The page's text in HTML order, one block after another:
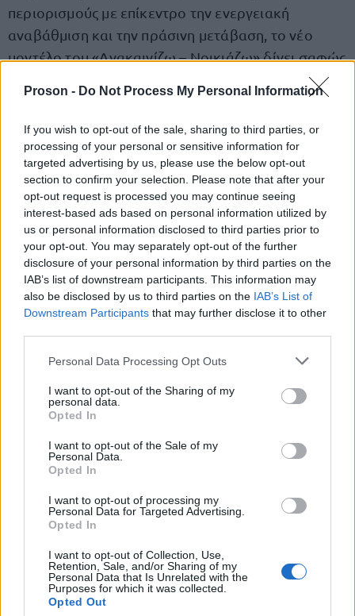
Proson - Do Not Process My Personal Information
If you wish to opt-out of the sale, sharing to third parties, or
processing of your personal or sensitive information for
targeted advertising by us, please use the below opt-out
section to confirm your selection. Please note that after your
opt-out request is processed you may continue seeing
interest-based ads based on personal information utilized by
us or personal information disclosed to third parties prior to
your opt-out. You may separately opt-out of the further
disclosure of your personal information by third parties on the
IAB’s list of downstream participants. This information may
also be disclosed by us to third parties on the IAB’s List of
Downstream Participants that may further disclose it to other
Please note that this website/app uses one or more Google
not limited to your visit or usage behaviour. You may click to
grant or deny consent to Google and its third-party tags to
use your data for below specified purposes in below Google
consent section.
Personal Data Processing Opt Outs
I want to opt-out of the Sharing of my
personal data.
Opted In
I want to opt-out of the Sale of my
Personal Data.
Opted In
I want to opt-out of processing my
Personal Data for Targeted Advertising.
Opted In
I want to opt-out of Collection, Use,
Retention, Sale, and/or Sharing of my
Personal Data that Is Unrelated with the
Purposes for which it was collected.
Opted Out
περιορισμούς με επίκεντρο την ενεργειακή
αναβάθμιση και την πράσινη μετάβαση, το νέο
μοντέλο του «Ανακαινίζω – Νοικιάζω» δίνει σαφώς
Στο πλαίσιο αυτό,μόλις το 20%του συνολικού
προϋπολογισμού απαιτείται να κατευθύνεται
υποχρεωτικά σε ενεργειακές παρεμβάσεις, όπως η
τοποθέτηση θερμομόνωσης, η αντικατάσταση
κουφωμάτων, η εγκατάσταση ηλιακού
θερμοσίφωνα ή αντλίας θερμότητας.
Τουπόλοιπο 80% της χρηματοδότησηςμπορεί να
ανακατασκευή κουζίνας και μπάνιου, η
αντικατάσταση δαπέδων, οι ελαιοχρωματισμοί,
καθώς και απαραίτητες υδραυλικές και
ηλεκτρολογικές παρεμβάσεις.
ευρώ ανά τετραγωνικό μέτρογια το σύνολο των
επιλέξιμων εργασιών.
Προκλήσεις και εκκρεμότητες πριν το
άνοιγμα της πλατφόρμας